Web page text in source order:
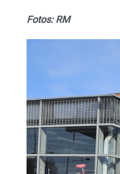
Fotos: RM